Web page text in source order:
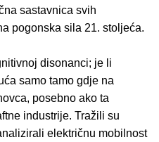
sastavnica svih
pogonska sila 21. stoljeća.
disonanci; je li
samo tamo gdje na
posebno ako ta
industrije. Tražili su
električnu mobilnost